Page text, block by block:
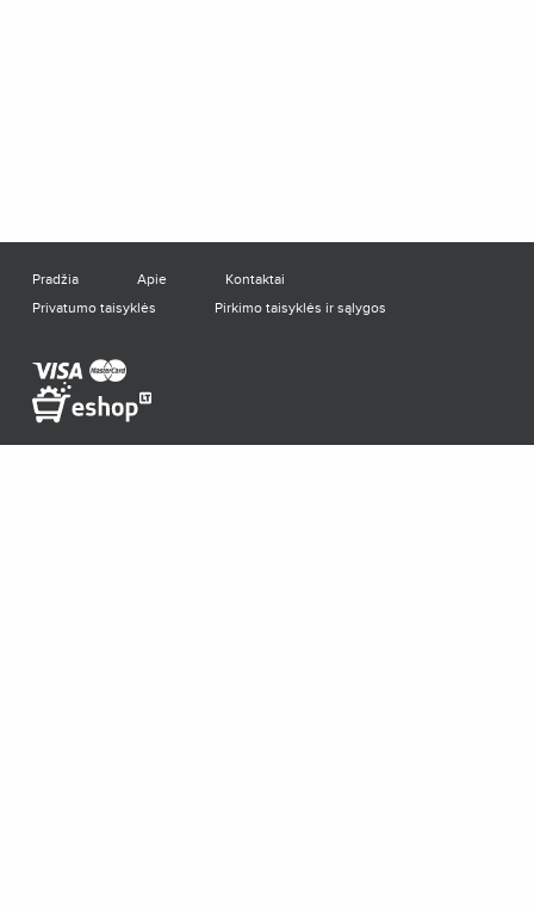
Pradžia Apie
Kontaktai
Privatumo taisyklės
Pirkimo taisyklės ir sąlygos